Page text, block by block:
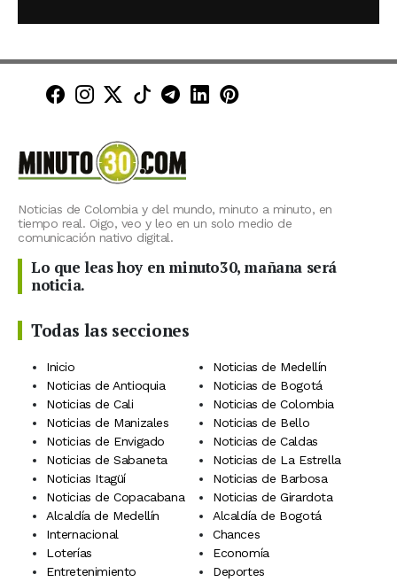
Minuto30 en Facebook
Minuto30 en Instagram
Minuto30 en X (Twitter)
Minuto30 en TikTok
Canal de Minuto30 en
Minuto30 en LinkedIn
Minuto30 en
Noticias de Colombia y del mundo, minuto a minuto, en
tiempo real. Oigo, veo y leo en un solo medio de
comunicación nativo digital.
Lo que leas hoy en minuto30, mañana será
noticia.
Todas las secciones
Inicio
Noticias de Medellín
Noticias de Antioquia
Noticias de Bogotá
Noticias de Cali
Noticias de Colombia
Noticias de Manizales
Noticias de Bello
Noticias de Envigado
Noticias de Caldas
Noticias de Sabaneta
Noticias de La Estrella
Noticias Itagüí
Noticias de Barbosa
Noticias de Copacabana
Noticias de Girardota
Alcaldía de Medellín
Alcaldía de Bogotá
Internacional
Chances
Loterías
Economía
Entretenimiento
Deportes